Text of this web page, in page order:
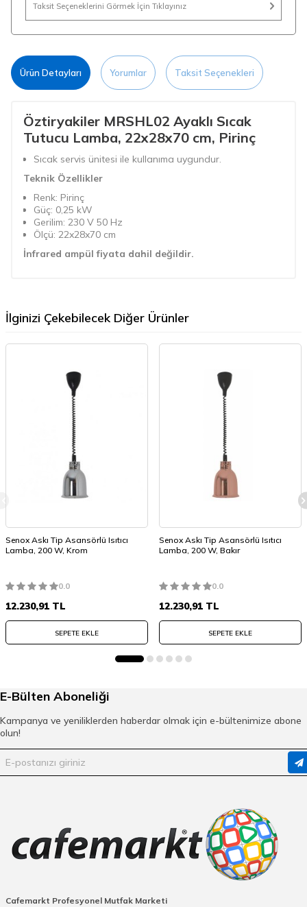
Taksit Seçeneklerini Görmek İçin Tıklayınız
Ürün Detayları Yorumlar Taksit Seçenekleri
Öztiryakiler MRSHL02 Ayaklı Sıcak
Tutucu Lamba, 22x28x70 cm, Pirinç
Sıcak servis ünitesi ile kullanıma uygundur.
Teknik Özellikler
Renk: Pirinç
Güç: 0,25 kW
Gerilim: 230 V 50 Hz
Ölçü: 22x28x70 cm
İnfrared ampül fiyata dahil değildir.
İlginizi Çekebilecek Diğer Ürünler
Senox Askı Tip Asansörlü Isıtıcı
Lamba, 200 W, Krom
0.0
12.230,91 TL
SEPETE EKLE
Senox Askı Tip Asansörlü Isıtıcı
Lamba, 200 W, Bakır
0.0
12.230,91 TL
SEPETE EKLE
E-Bülten Aboneliği
Kampanya ve yeniliklerden haberdar olmak için e-bültenimize abone
olun!
Cafemarkt Profesyonel Mutfak Marketi